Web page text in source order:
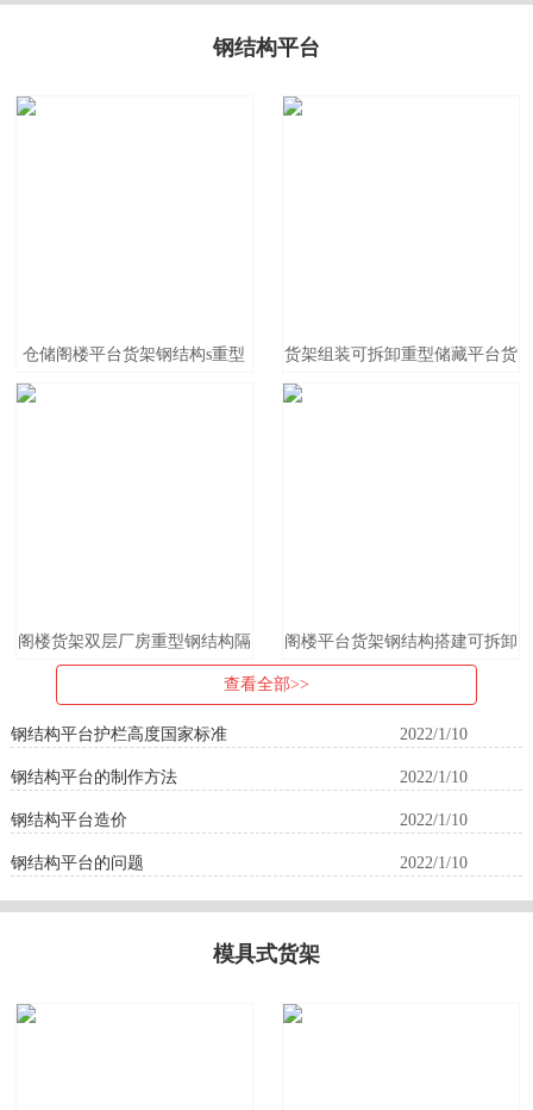
钢结构平台
仓储阁楼平台货架钢结构s重型
阁楼货架可拆卸自由组合仓储搭
货架组装可拆卸重型储藏平台货
架钢结构二层阁楼隔层搭建仓储
阁楼货架双层厂房重型钢结构隔
层仓库货架阁楼平台货架搭建可
拆
阁楼平台货架钢结构搭建可拆卸
加隔二层办公库房仓库加厚重型
货架
查看全部>>
钢结构平台护栏高度国家标准 2022/1/10
钢结构平台的制作方法 2022/1/10
钢结构平台造价 2022/1/10
钢结构平台的问题 2022/1/10
模具式货架